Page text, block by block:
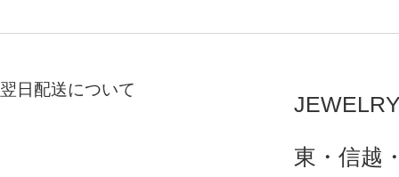
翌日配送について
東・信越